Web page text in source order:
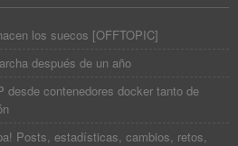
los suecos [OFFTOPIC]
después de un año
desde contenedores docker tanto de
Posts, estadísticas, cambios, retos,